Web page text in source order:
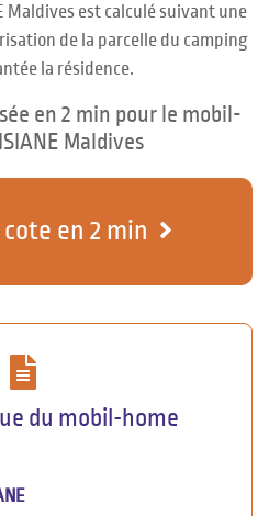
Maldives est calculé suivant une
de la parcelle du camping
la résidence.
en 2 min pour le mobil-
Maldives
en 2 min
du mobil-home